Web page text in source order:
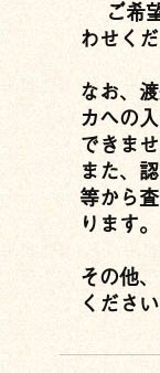
ご希
わせくだ
なお、
カへの
できませ
また、
等から
ります。
その他
ください